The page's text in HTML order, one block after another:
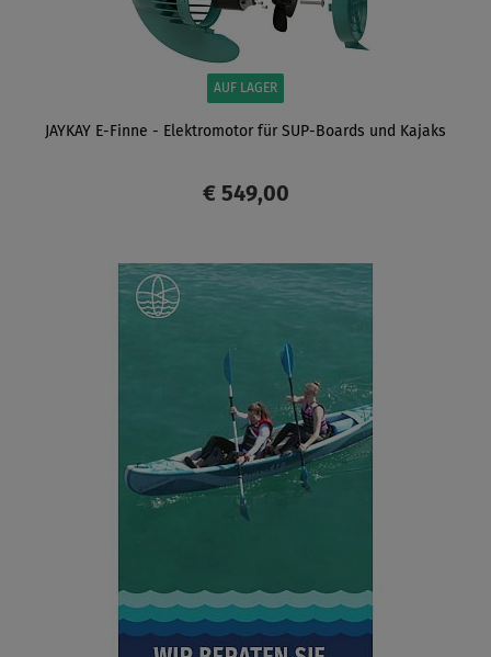
AUF LAGER
JAYKAY E-Finne - Elektromotor für SUP-Boards und Kajaks
€ 549,00
ANZEIGEN